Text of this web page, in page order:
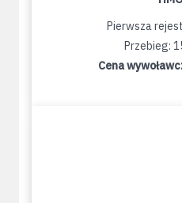
Pierwsza
Przebieg:
Cena